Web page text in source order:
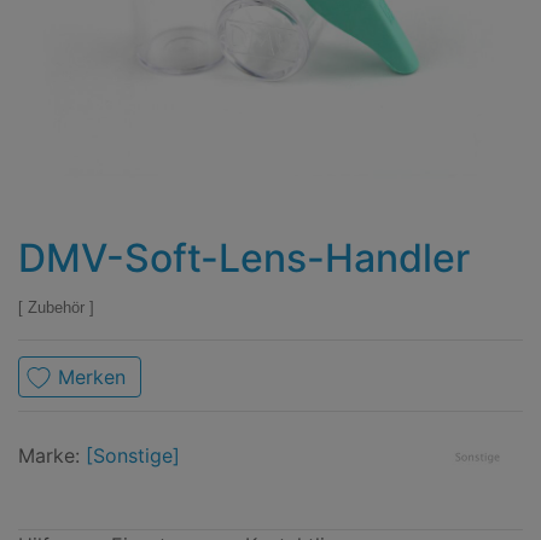
DMV-Soft-Lens-Handler
Zubehör
Merken
Marke: [Sonstige]